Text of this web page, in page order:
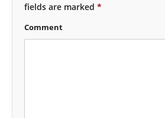
fields are marked *
Comment